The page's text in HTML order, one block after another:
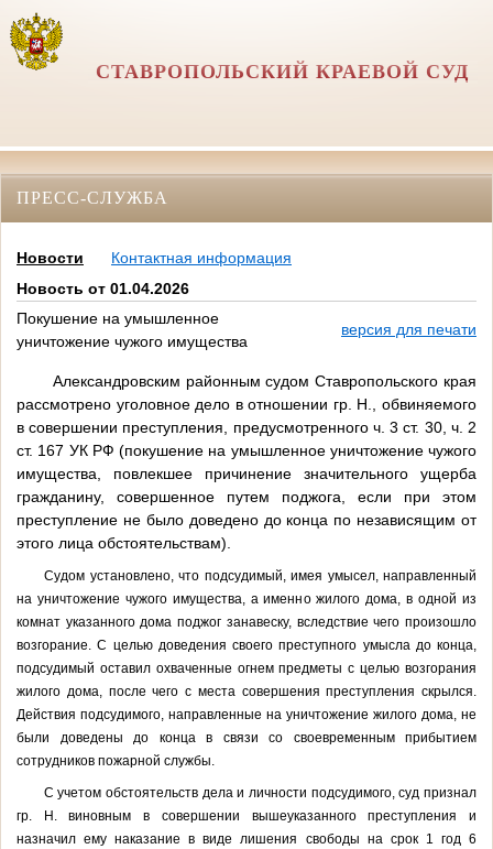
СТАВРОПОЛЬСКИЙ КРАЕВОЙ СУД
ПРЕСС-СЛУЖБА
Новости
Контактная информация
Новость от 01.04.2026
Покушение на умышленное
уничтожение чужого имущества
версия для печати
Александровским районным судом Ставропольского края
рассмотрено уголовное дело в отношении гр. Н., обвиняемого
в совершении преступления, предусмотренного ч. 3 ст. 30, ч. 2
ст. 167 УК РФ (покушение на умышленное уничтожение чужого
имущества, повлекшее причинение значительного ущерба
гражданину, совершенное путем поджога, если при этом
преступление не было доведено до конца по независящим от
этого лица обстоятельствам).
Судом установлено, что подсудимый, имея умысел, направленный
на уничтожение чужого имущества, а именно жилого дома, в одной из
комнат указанного дома поджог занавеску, вследствие чего произошло
возгорание. С целью доведения своего преступного умысла до конца,
подсудимый оставил охваченные огнем предметы с целью возгорания
жилого дома, после чего с места совершения преступления скрылся.
Действия подсудимого, направленные на уничтожение жилого дома, не
были доведены до конца в связи со своевременным прибытием
сотрудников пожарной службы.
С учетом обстоятельств дела и личности подсудимого, суд признал
гр. Н. виновным в совершении вышеуказанного преступления и
назначил ему наказание в виде лишения свободы на срок 1 год 6